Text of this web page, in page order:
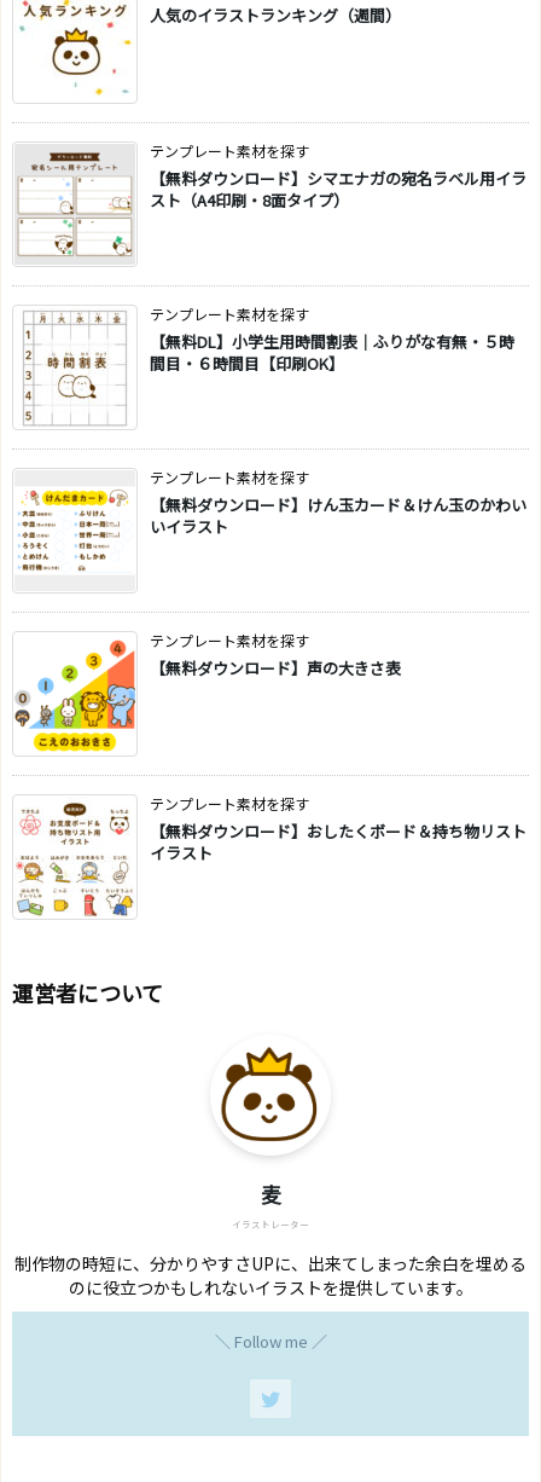
人気のイラストランキング（週間）
テンプレート素材を探す
【無料ダウンロード】シマエナガの宛名ラベル用イラ
スト（A4印刷・8面タイプ）
テンプレート素材を探す
【無料DL】小学生用時間割表｜ふりがな有無・５時
間目・６時間目【印刷OK】
テンプレート素材を探す
【無料ダウンロード】けん玉カード＆けん玉のかわい
いイラスト
テンプレート素材を探す
【無料ダウンロード】声の大きさ表
テンプレート素材を探す
【無料ダウンロード】おしたくボード＆持ち物リスト
イラスト
運営者について
麦
イラストレーター
制作物の時短に、分かりやすさUPに、出来てしまった余白を埋める
のに役立つかもしれないイラストを提供しています。
＼ Follow me ／